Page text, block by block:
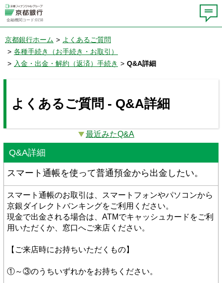
金融機関コード:0158
京都銀行ホーム > よくあるご質問
> 各種手続き（お手続き・お取引）
> 入金・出金・解約（返済）手続き > Q&A詳細
よくあるご質問 - Q&A詳細
最近みたQ&A
Q&A詳細
スマート通帳を使って普通預金から出金したい。
スマート通帳のお取引は、スマートフォンやパソコンから
京銀ダイレクトバンキングをご利用ください。
現金で出金される場合は、ATMでキャッシュカードをご利
用いただくか、窓口へご来店ください。
【ご来店時にお持ちいただくもの】
①～③のうちいずれかをお持ちください。